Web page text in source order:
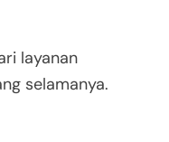
layanan
selamanya.